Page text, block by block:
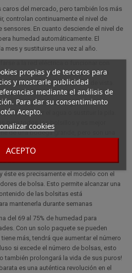
propias y de terceros para
y mostrarle publicidad
mediante el análisis de
Para dar su consentimiento
Acepto.
cookies
ACEPTO
del mercado, pero también los más
controlan continuamente el nivel de
En cuanto desciende el nivel de
humedad automáticamente. El
mes y sustituirse una vez al año.
punto negativo en la estética de un
de la ubicación y de su punto de vista.
termómetros para conocer la
como higrómetros. Algunos tienen
que cambiar el agua o sustituir la pila.
para todos los bolsillos y es mejor
de una bodega grande, pero son una
éste es precisamente el modelo con el
de bolsa. Esto permite alcanzar una
de las bolsitas está
mantenerla durante semanas
del 69 al 75% de humedad para
Con un solo paquete se pueden
más, tendrá que aumentar el número
si excede el número de bolsas, esto
también prolongará la vida de sus puros!
es una auténtica revolución en el